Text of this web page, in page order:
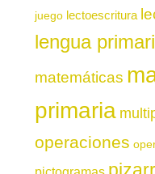
juego lectoescritura
lengua
matemáticas
primaria
operaciones